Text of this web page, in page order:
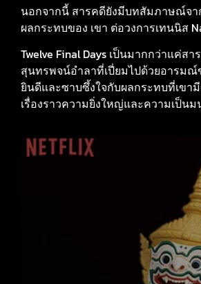
นอกจากนี้ สารคดียังมีบทสัมภาษณ์จา
ผลกระทบของ เขา ต่อวงการเทนนิส
Twelve Final Days เป็นมากกว่าแค่
สุนทรพจน์อำลาที่เปี่ยมไปด้วยอารมณ์
ยินดีและซาบซึ้งใจกับผลกระทบที่เขา
เรื่องราวความยิ่งใหญ่และความเป็น